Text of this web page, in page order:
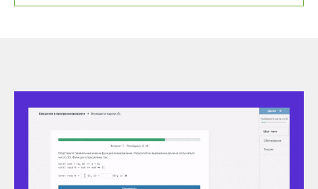
Құжаттарды тапсыру
Байланыс телефондары